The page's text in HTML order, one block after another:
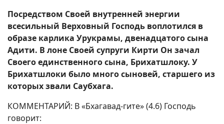
Посредством Своей внутренней энергии
всесильный Верховный Господь воплотился в
образе карлика Урукрамы, двенадцатого сына
Адити. В лоне Своей супруги Кирти Он зачал
Своего единственного сына, Брихатшлоку. У
Брихатшлоки было много сыновей, старшего из
которых звали Саубхага.
КОММЕНТАРИЙ: В «Бхагавад-гите» (4.6) Господь
говорит: